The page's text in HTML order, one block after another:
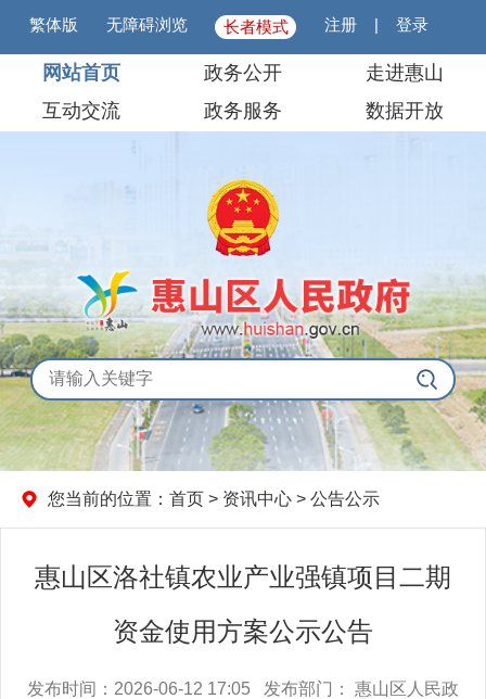
繁体版 无障碍浏览 长者模式 注册 |登录
网站首页 政务公开
走进惠山
互动交流
政务服务 数据开放
您当前的位置： 首页 > 资讯中心 > 公告公示
惠山区洛社镇农业产业强镇项目二期
资金使用方案公示公告
发布时间：2026-06-12 17:05 发布部门： 惠山区人民政